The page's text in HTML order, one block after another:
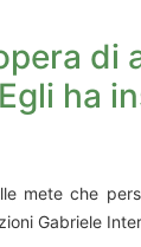
ha
mete che
Gabriele